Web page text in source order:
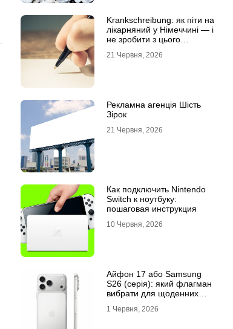
Krankschreibung: як піти на
лікарняний у Німеччині — і
не зробити з цього
21 Червня, 2026
Рекламна агенція Шість
Зірок
21 Червня, 2026
Как подключить Nintendo
Switch к ноутбуку:
пошаговая инструкция
10 Червня, 2026
Айфон 17 або Samsung
S26 (серія): який флагман
вибрати для щоденних
1 Червня, 2026